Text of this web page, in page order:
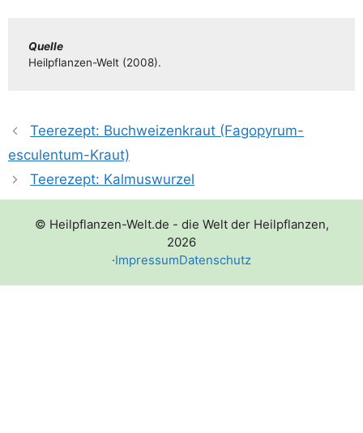
Quel­le
Heil­pflan­­zen-Welt (2008).
Teerezept: Buchweizenkraut (Fagopyrum-
esculentum-Kraut)
Teerezept: Kalmuswurzel
© Heilpflanzen-Welt.de - die Welt der Heilpflanzen,
2026
·ImpressumDatenschutz